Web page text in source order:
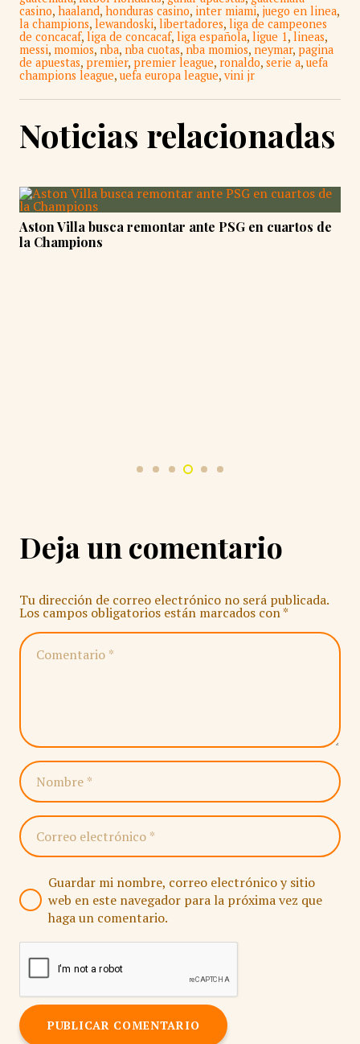
casino, haaland, honduras casino, inter miami, juego en linea,
la champions, lewandoski, libertadores, liga de campeones
de concacaf, liga de concacaf, liga española, ligue 1, lineas,
messi, momios, nba, nba cuotas, nba momios, neymar, pagina
de apuestas, premier, premier league, ronaldo, serie a, uefa
champions league, uefa europa league, vini jr
Noticias relacionadas
Aston Villa busca remontar ante PSG en cuartos de
la Champions
Deja un comentario
Tu dirección de correo electrónico no será publicada.
Los campos obligatorios están marcados con*
Guardar mi nombre, correo electrónico y sitio
web en este navegador para la próxima vez que
haga un comentario.
PUBLICAR COMENTARIO